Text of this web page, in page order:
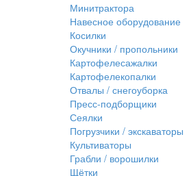
Минитрактора
Навесное оборудование
Косилки
Окучники / пропольники
Картофелесажалки
Картофелекопалки
Отвалы / снегоуборка
Пресс-подборщики
Сеялки
Погрузчики / экскаваторы
Культиваторы
Грабли / ворошилки
Щётки